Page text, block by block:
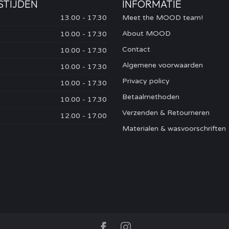
13.00 - 17.30
10.00 - 17.30
10.00 - 17.30
10.00 - 17.30
10.00 - 17.30
10.00 - 17.30
12.00 - 17.00
INFORMATIE
Meet the MOOD team!
About MOOD
Contact
Algemene voorwaarden
Privacy policy
Betaalmethoden
Verzenden & Retourneren
Materialen & wasvoorschriften